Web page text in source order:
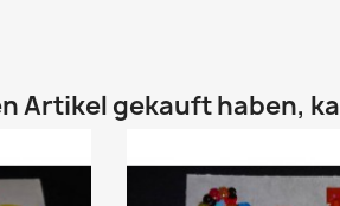
Artikel gekauft haben,